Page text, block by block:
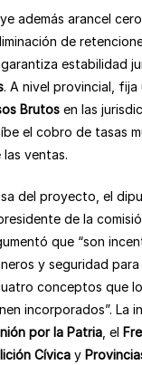
además arancel
de
estabilidad
. A nivel provincial,
Brutos en las
el cobro de tasas
ventas.
del proyecto, el
presidente de la
que “son
y seguridad
conceptos que
incorporados”. La
por la Patria , el
Cívica y